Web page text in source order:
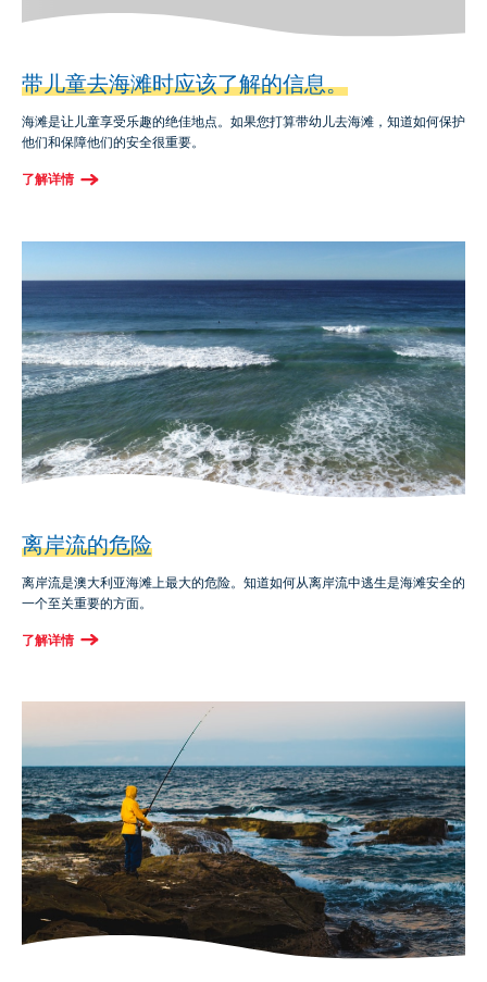
带儿童去海滩时应该了解的信息。
海滩是让儿童享受乐趣的绝佳地点。如果您打算带幼儿去海滩，知道如何保护
他们和保障他们的安全很重要。
了解详情
离岸流的危险
离岸流是澳大利亚海滩上最大的危险。知道如何从离岸流中逃生是海滩安全的
一个至关重要的方面。
了解详情